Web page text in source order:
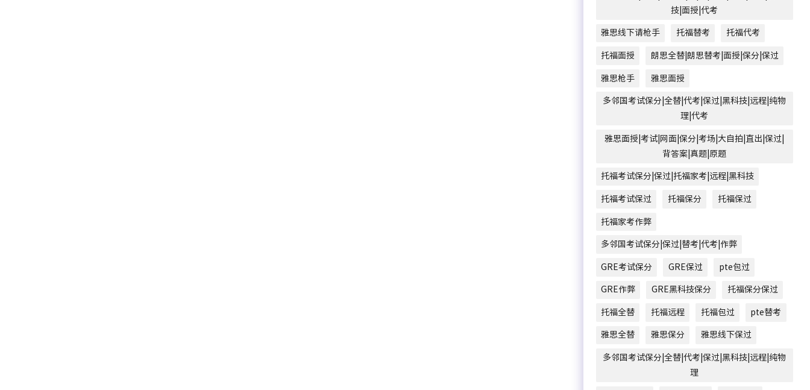
技|面授|代考
雅思线下请枪手 托福替考 托福代考
托福面授 朗思全替|朗思替考|面授|保分|保过
雅思枪手 雅思面授
多邻国考试保分|全替|代考|保过|黑科技|远程|纯物
理|代考
雅思面授|考试|网面|保分|考场|大自拍|直出|保过|
背答案|真题|原题
托福考试保分|保过|托福家考|远程|黑科技
托福考试保过 托福保分 托福保过
托福家考作弊
多邻国考试保分|保过|替考|代考|作弊
GRE考试保分 GRE保过 pte包过
GRE作弊 GRE黑科技保分 托福保分保过
托福全替 托福远程 托福包过 pte替考
雅思全替 雅思保分 雅思线下保过
多邻国考试保分|全替|代考|保过|黑科技|远程|纯物
理